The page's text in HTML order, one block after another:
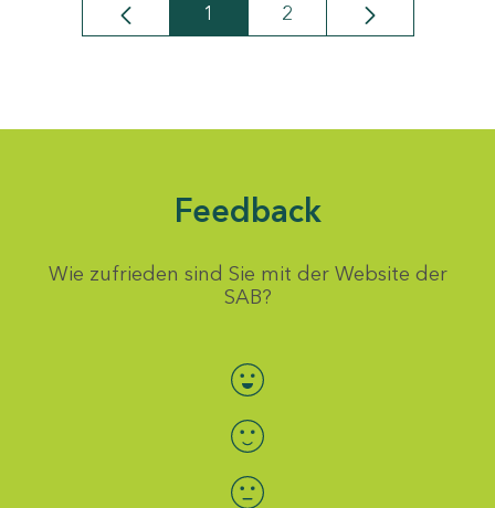
Seite
1 Seite
2
Feedback
Wie zufrieden sind Sie mit der Website der
SAB?
Bewertung auswählen